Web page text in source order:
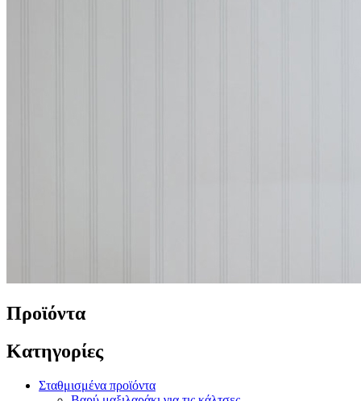
Προϊόντα
Κατηγορίες
Σταθμισμένα προϊόντα